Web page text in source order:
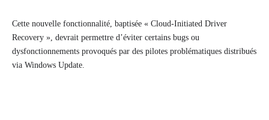
Cette nouvelle fonctionnalité, baptisée « Cloud-Initiated Driver
Recovery », devrait permettre d’éviter certains bugs ou
dysfonctionnements provoqués par des pilotes problématiques distribués
via Windows Update.